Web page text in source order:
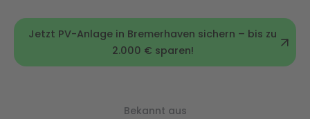
Jetzt PV-Anlage in Bremerhaven sichern – bis zu
2.000 € sparen!
Bekannt aus